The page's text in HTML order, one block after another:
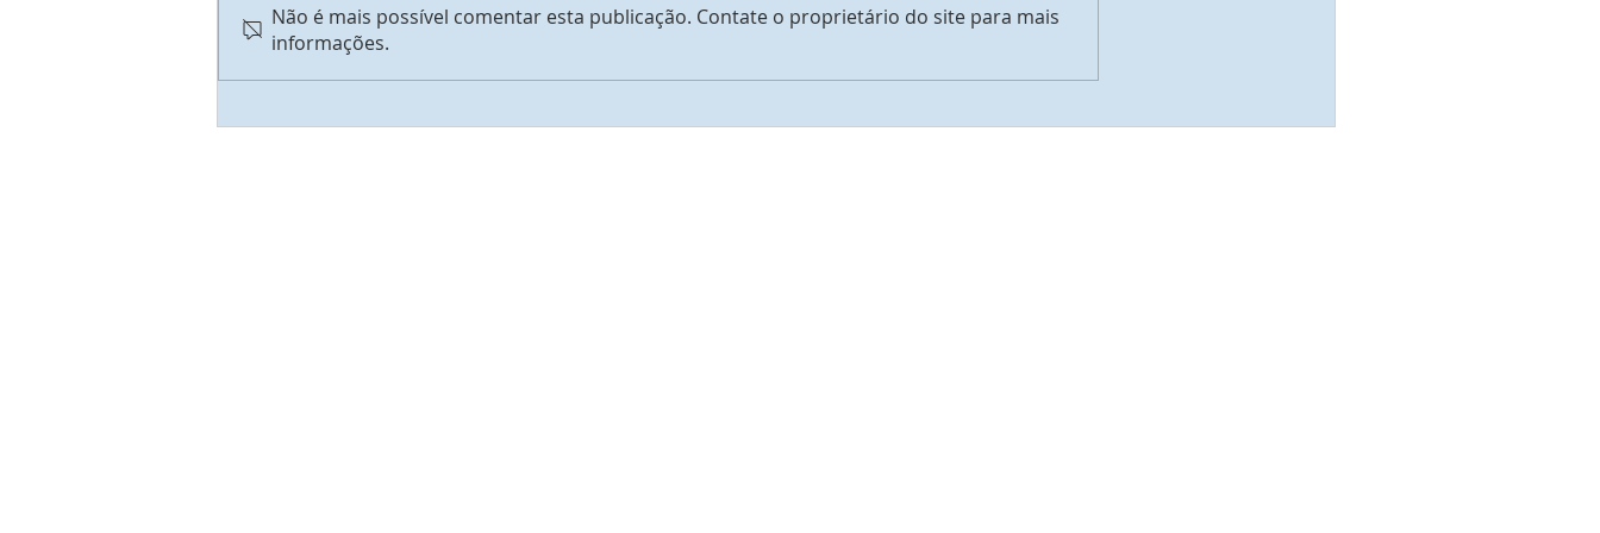
Não é mais possível comentar esta publicação. Contate o proprietário do site para mais
informações.